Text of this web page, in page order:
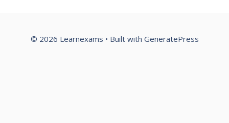
© 2026 Learnexams • Built with GeneratePress